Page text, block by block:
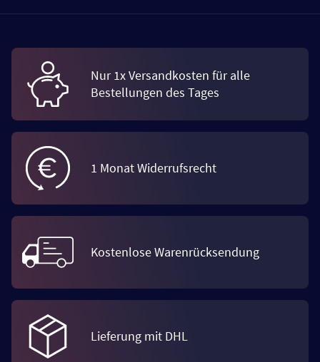
Nur 1x Versandkosten für alle
Bestellungen des Tages
1 Monat Widerrufsrecht
Kostenlose Warenrücksendung
Lieferung mit DHL